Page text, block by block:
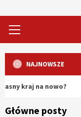
Menu
NAJNOWSZE
na nowo?
Główne posty